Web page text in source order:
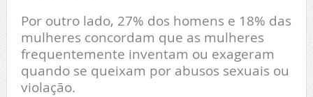
Por outro lado, 27% dos homens e 18% das
mulheres concordam que as mulheres
frequentemente inventam ou exageram
quando se queixam por abusos sexuais ou
violação.